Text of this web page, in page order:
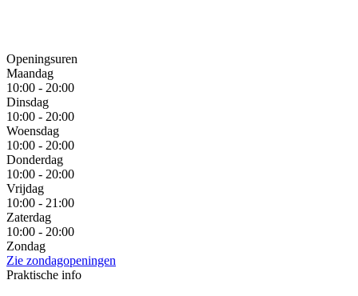
Openingsuren
Maandag
10:00 - 20:00
Dinsdag
10:00 - 20:00
Woensdag
10:00 - 20:00
Donderdag
10:00 - 20:00
Vrijdag
10:00 - 21:00
Zaterdag
10:00 - 20:00
Zondag
Zie zondagopeningen
Praktische info